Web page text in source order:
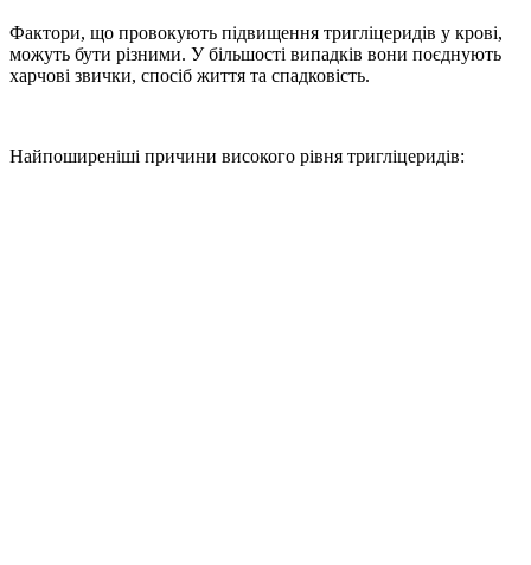
Фактори, що провокують підвищення тригліцеридів у крові,
можуть бути різними. У більшості випадків вони поєднують
харчові звички, спосіб життя та спадковість.
Найпоширеніші причини високого рівня тригліцеридів: